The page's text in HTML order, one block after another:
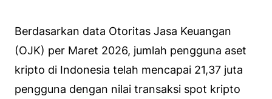
Berdasarkan data Otoritas Jasa Keuangan
(OJK) per Maret 2026, jumlah pengguna aset
kripto di Indonesia telah mencapai 21,37 juta
pengguna dengan nilai transaksi spot kripto